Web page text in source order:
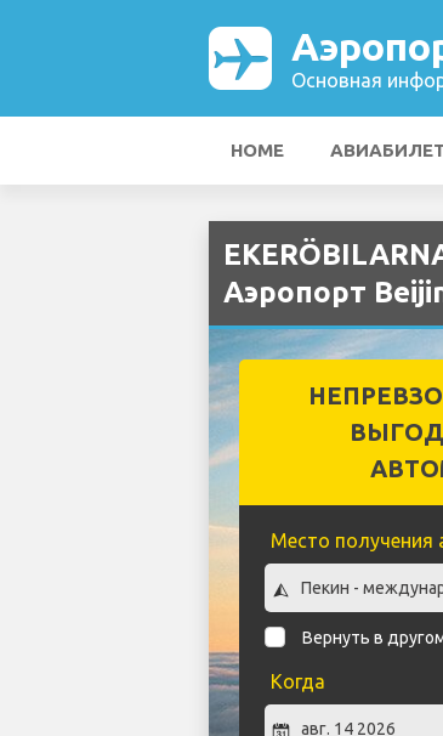
Основная
HOME
Аэропорт
Место получения
Вернуть в
Когда